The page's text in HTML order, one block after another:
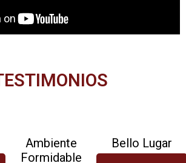
Ambiente
Formidable
Bello Lugar